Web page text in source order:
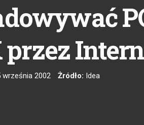
przez
września 2002 Żródło: Idea